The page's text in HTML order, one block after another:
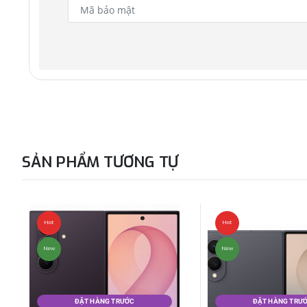
SẢN PHẨM TƯƠNG TỰ
Hot
New
ĐẶT HÀNG TRƯỚC
Hot
New
ĐẶT HÀNG